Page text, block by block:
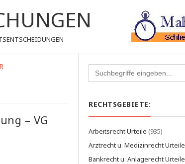
– VG
Search
for:
RECHTSGEBIETE:
Arbeitsrecht Urteile (935)
Arztrecht u. Medizinrecht Urteile
Bankrecht u. Anlagerecht Urteile